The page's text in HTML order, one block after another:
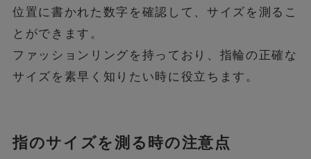
位置に書かれた数字を確認して、サイズを測るこ
とができます。
ファッションリングを持っており、指輪の正確な
サイズを素早く知りたい時に役立ちます。
指のサイズを測る時の注意点